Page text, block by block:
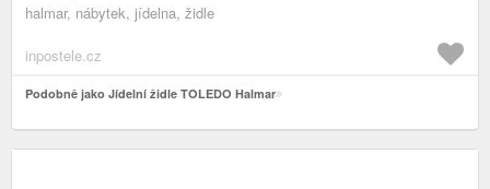
halmar, nábytek, jídelna, židle
inpostele.cz
Podobně jako Jídelní židle TOLEDO Halmar